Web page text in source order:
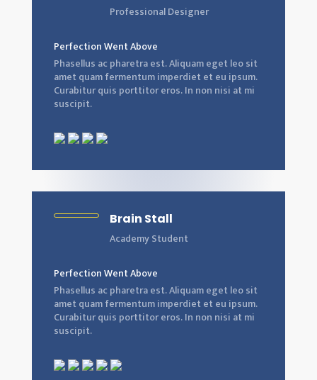
Professional Designer
Perfection Went Above
Phasellus ac pharetra est. Aliquam eget leo sit
amet quam fermentum imperdiet et eu ipsum.
Curabitur quis porttitor eros. In non nisi at mi
suscipit.
Brain Stall
Academy Student
Perfection Went Above
Phasellus ac pharetra est. Aliquam eget leo sit
amet quam fermentum imperdiet et eu ipsum.
Curabitur quis porttitor eros. In non nisi at mi
suscipit.